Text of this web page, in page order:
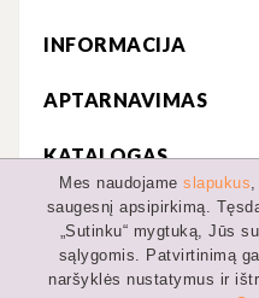
Mes naudojameslapukus
saugesnį apsipirkimą.
„Sutinku“ mygtuką, Jūs
sąlygomis. Patvirtinimą
naršyklės nustatymus ir
INFORMACIJA
APTARNAVIMAS
KATALOGAS
MANO PASKYRA